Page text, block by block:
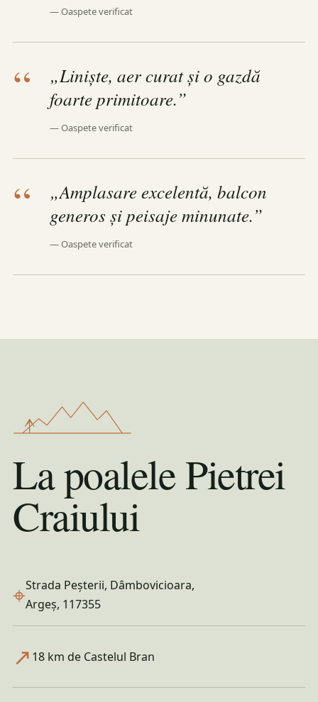
— Oaspete verificat
„Liniște, aer curat și o gazdă
foarte primitoare.”
— Oaspete verificat
„Amplasare excelentă, balcon
generos și peisaje minunate.”
— Oaspete verificat
La poalele Pietrei
Craiului
⌖Strada Peșterii, Dâmbovicioara,
Argeș, 117355
↗ 18 km de Castelul Bran